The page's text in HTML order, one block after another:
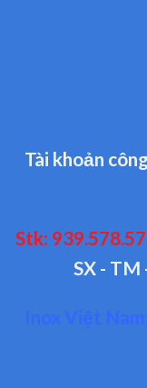
Tài khoản
Stk:
SX -
Inox Việt Nam: